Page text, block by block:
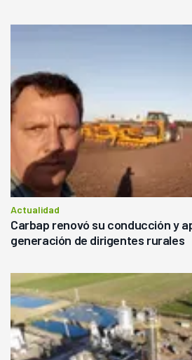
Actualidad
Carbap renovó su conducción y
generación de dirigentes rurales